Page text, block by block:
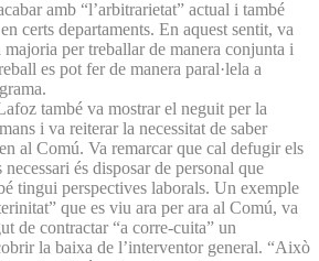
amb “l’arbitrarietat” actual i també
certs departaments. En aquest sentit, va
majoria per treballar de manera conjunta i
es pot fer de manera paral·lela a
també va mostrar el neguit per la
i va reiterar la necessitat de saber
al Comú. Va remarcar que cal defugir els
és disposar de personal que
tingui perspectives laborals. Un exemple
que es viu ara per ara al Comú, va
de contractar “a corre-cuita” un
la baixa de l’interventor general. “Això